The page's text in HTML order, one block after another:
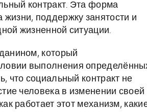
контракт. Эта форма
поддержку занятости и
жизненной ситуации.
который
выполнения
что социальный контракт не
человека в изменении своей
работает этот механизм,